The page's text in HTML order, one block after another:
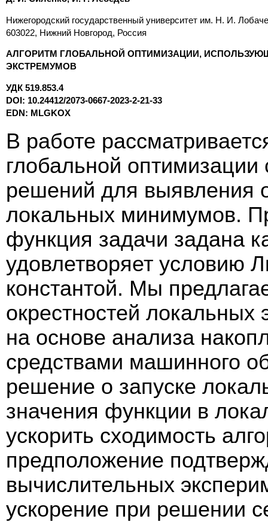
Нижегородский государственный университет им. Н. И.
603022, Нижний Новгород, Россия
АЛГОРИТМ ГЛОБАЛЬНОЙ ОПТИМИЗАЦИИ,
ЭКСТРЕМУМОВ
УДК 519.853.4
DOI: 10.24412/2073-0667-2023-2-21-33
EDN: MLGKOX
В работе
глобальной
решений для выявления
локальных минимумов.
функция задачи задана
удовлетворяет условию
константой. Мы
окрестностей
на основе анализа
средствами машинного
решение о запуске
значения функции в
ускорить сходимость
предположение
вычислительных
ускорение при решении